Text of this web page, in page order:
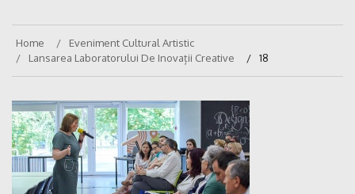
Home
Eveniment Cultural Artistic
Lansarea Laboratorului De Inovații Creative
18